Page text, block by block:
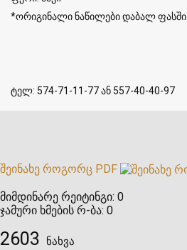
*ორიგინალი ნაწილები დაბალ ფასში.
ტელ: 574-71-11-77 ან 557-40-40-97
შეინახე როგორც PDF
მიმდინარე რეიტინგი: 0
ჯამური ხმების რ-ბა: 0
2603 ნახვა